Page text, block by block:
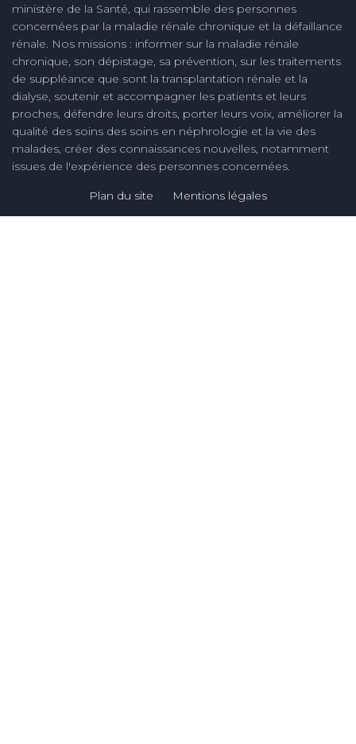
ministère de la Santé, qui rassemble des personnes
concernées par la maladie rénale chronique et la défaillance
rénale. Nos missions : informer sur la maladie rénale
chronique, son dépistage, sa prévention, sur les traitements
de suppléance que sont la transplantation rénale et la
dialyse, soutenir et accompagner les patients et leurs
proches, défendre leurs droits, porter leurs voix, améliorer la
qualité des soins des soins en néphrologie et la vie des
malades, créer des connaissances nouvelles, notamment
issues de l'expérience des personnes concernées.
Plan du site Mentions légales